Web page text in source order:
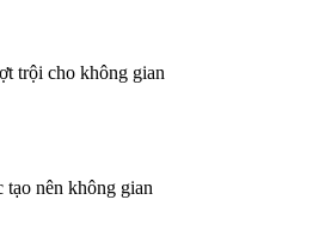
trội cho không gian
nên không gian